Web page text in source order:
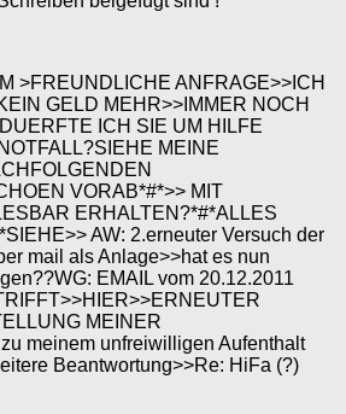
>FREUNDLICHE ANFRAGE>>ICH
GELD MEHR>>IMMER NOCH
ICH SIE UM HILFE
MEINE
VORAB*#*>> MIT
ERHALTEN?*#*ALLES
AW: 2.erneuter Versuch der
mail als Anlage>>hat es nun
EMAIL vom 20.12.2011
MEINER
meinem unfreiwilligen Aufenthalt
Beantwortung>>Re: HiFa (?)